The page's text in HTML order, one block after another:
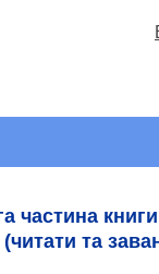
частина
та